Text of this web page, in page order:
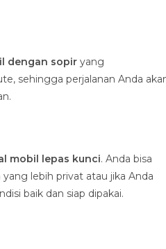
dengan sopir yang
sehingga perjalanan Anda
mobil lepas kunci. Anda bisa
lebih privat atau jika Anda
baik dan siap dipakai.